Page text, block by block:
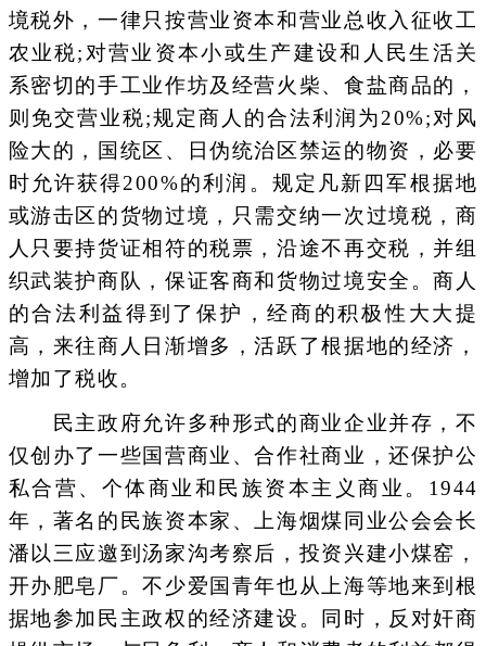
境税外，一律只按营业资本和营业总收入征收工
农业税;对营业资本小或生产建设和人民生活关
系密切的手工业作坊及经营火柴、食盐商品的，
则免交营业税;规定商人的合法利润为20%;对风
险大的，国统区、日伪统治区禁运的物资，必要
时允许获得200%的利润。规定凡新四军根据地
或游击区的货物过境，只需交纳一次过境税，商
人只要持货证相符的税票，沿途不再交税，并组
织武装护商队，保证客商和货物过境安全。商人
的合法利益得到了保护，经商的积极性大大提
高，来往商人日渐增多，活跃了根据地的经济，
增加了税收。
民主政府允许多种形式的商业企业并存，不
仅创办了一些国营商业、合作社商业，还保护公
私合营、个体商业和民族资本主义商业。1944
年，著名的民族资本家、上海烟煤同业公会会长
潘以三应邀到汤家沟考察后，投资兴建小煤窑，
开办肥皂厂。不少爱国青年也从上海等地来到根
据地参加民主政权的经济建设。同时，反对奸商